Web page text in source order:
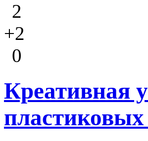
2
+2
0
Креативная